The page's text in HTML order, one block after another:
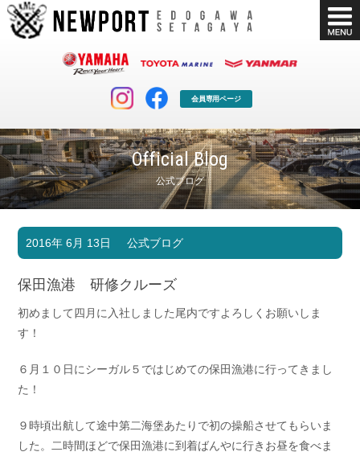
会員専用ページ
Official Blog
公式ブログ
マリンクラブ
マリンライフを堪能したい！
ボート販売
ボート免許
長年の実績と信頼！
お問い合わせ 会社概要
採用情報
Recruit
リンク集
Link
2016年 6月 13日 公式ブログ
保田漁港 研修クルーズ
初めまして四月に入社しました尾内ですよろしくお願いしま
す！
６月１０日にシーガル５ではじめての保田漁港に行ってきまし
た！
９時頃出航して途中第二海堡あたりで初の操船させてもらいま
した。二時間ほどで保田漁港に到着ばんやに行きお昼を食べま